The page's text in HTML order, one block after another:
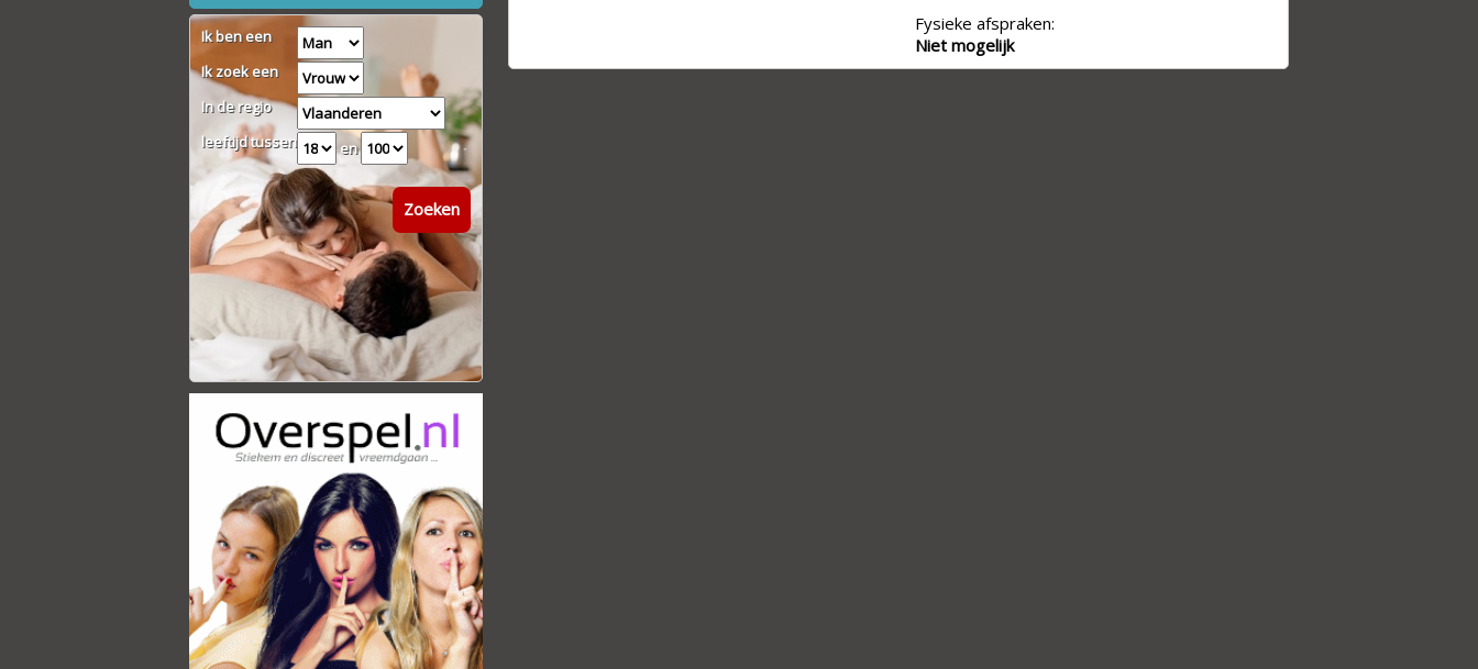
Fysieke afspraken:
Niet mogelijk
Ik ben een
Ik zoek een
In de regio
leeftijd tussen
en
Zoeken